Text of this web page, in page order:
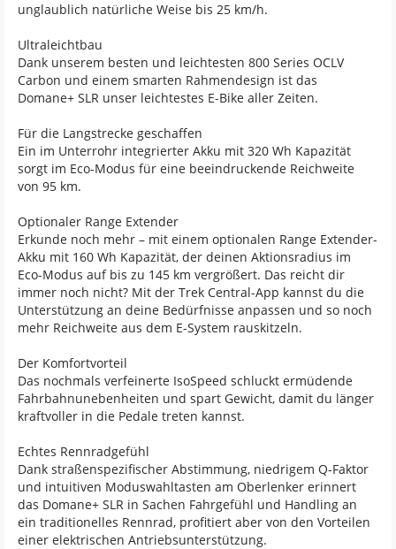
unglaublich natürliche Weise bis 25 km/h.
Ultraleichtbau
Dank unserem besten und leichtesten 800 Series OCLV
Carbon und einem smarten Rahmendesign ist das
Domane+ SLR unser leichtestes E-Bike aller Zeiten.
Für die Langstrecke geschaffen
Ein im Unterrohr integrierter Akku mit 320 Wh Kapazität
sorgt im Eco-Modus für eine beeindruckende Reichweite
von 95 km.
Optionaler Range Extender
Erkunde noch mehr – mit einem optionalen Range Extender-
Akku mit 160 Wh Kapazität, der deinen Aktionsradius im
Eco-Modus auf bis zu 145 km vergrößert. Das reicht dir
immer noch nicht? Mit der Trek Central-App kannst du die
Unterstützung an deine Bedürfnisse anpassen und so noch
mehr Reichweite aus dem E-System rauskitzeln.
Der Komfortvorteil
Das nochmals verfeinerte IsoSpeed schluckt ermüdende
Fahrbahnunebenheiten und spart Gewicht, damit du länger
kraftvoller in die Pedale treten kannst.
Echtes Rennradgefühl
Dank straßenspezifischer Abstimmung, niedrigem Q-Faktor
und intuitiven Moduswahltasten am Oberlenker erinnert
das Domane+ SLR in Sachen Fahrgefühl und Handling an
ein traditionelles Rennrad, profitiert aber von den Vorteilen
einer elektrischen Antriebsunterstützung.